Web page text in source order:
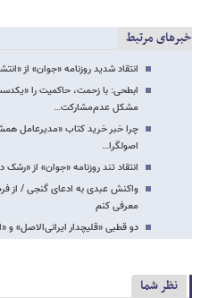
خبرهای مرتبط
انتقاد شدید روزنامه «جوان» از
ابطحی: با زحمت، حاکمیت را
مشکل عدم‌مشارکت…
چرا خبر خرید کتاب «مدیرعامل
اصولگرا…
انتقاد تند روزنامه «جوان» از
واکنش عبدی به ادعای گنجی / از
معرفی کنم
دو قطبی «قلیچدار ایرانی‌الاصل» و
نظر شما